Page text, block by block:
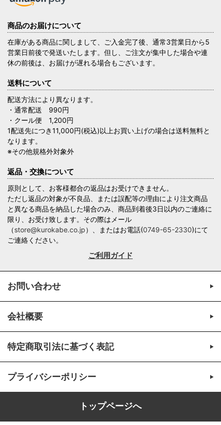
商品のお届けについて
在庫がある商品に関しまして、ご入金完了後、通常3営業日から5
営業日前後で発送いたします。但し、ご注文が集中した場合や連
休の前後は、お届けが遅れる場合もございます。
送料について
配送方法により異なります。
・通常配送 990円
・クール便 1,200円
1配送先につき11,000円(税込)以上お買い上げの場合は送料無料と
なります。
※その他規格外対象外
返品・交換について
原則として、お客様都合の返品はお受けできません。
ただし返品の対象が不良品、または誤配等の理由により注文商品
と異なる商品を納品した場合のみ、商品到着後3日以内のご連絡に
限り、お受け致します。その際はメール
（store@kurokabe.co.jp）、またはお電話(0749-65-2330)にて
ご連絡ください。
ご利用ガイド
お問い合わせ
会社概要
特定商取引法に基づく表記
プライバシーポリシー
トップページへ